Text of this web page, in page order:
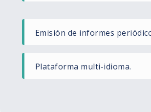
Emisión de informes
Plataforma multi-idioma.